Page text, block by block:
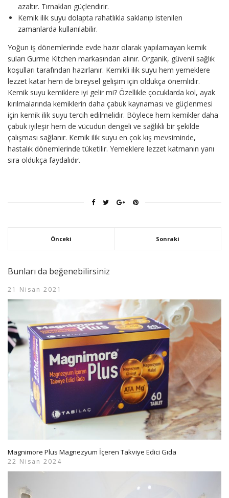
azaltır. Tırnakları güçlendirir.
Kemik ilik suyu dolapta rahatlıkla saklanıp istenilen
zamanlarda kullanılabilir.
Yoğun iş dönemlerinde evde hazır olarak yapılamayan kemik
suları Gurme Kitchen markasından alınır. Organik, güvenli sağlık
koşulları tarafından hazırlanır. Kemikli ilik suyu hem yemeklere
lezzet katar hem de bireysel gelişim için oldukça önemlidir.
Kemik suyu kemiklere iyi gelir mi? Özellikle çocuklarda kol, ayak
kırılmalarında kemiklerin daha çabuk kaynaması ve güçlenmesi
için kemik ilik suyu tercih edilmelidir. Böylece hem kemikler daha
çabuk iyileşir hem de vücudun dengeli ve sağlıklı bir şekilde
çalışması sağlanır. Kemik ilik suyu en çok kış mevsiminde,
hastalık dönemlerinde tüketilir. Yemeklere lezzet katmanın yanı
sıra oldukça faydalıdır.
Önceki Sonraki
Bunları da beğenebilirsiniz
21 Nisan 2021
Magnimore Plus Magnezyum İçeren Takviye Edici Gıda
22 Nisan 2024